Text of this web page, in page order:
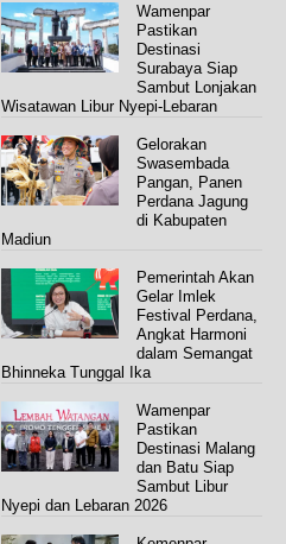
Wamenpar
Pastikan
Destinasi
Surabaya Siap
Sambut Lonjakan
Wisatawan Libur Nyepi-Lebaran
Gelorakan
Swasembada
Pangan, Panen
Perdana Jagung
di Kabupaten
Madiun
Pemerintah Akan
Gelar Imlek
Festival Perdana,
Angkat Harmoni
dalam Semangat
Bhinneka Tunggal Ika
Wamenpar
Pastikan
Destinasi Malang
dan Batu Siap
Sambut Libur
Nyepi dan Lebaran 2026